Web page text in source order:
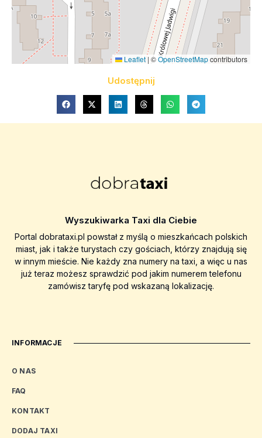
Leaflet | ©OpenStreetMapcontributors
Udostępnij
Wyszukiwarka Taxi dla Ciebie
Portal dobrataxi.pl powstał z myślą o mieszkańcach polskich
miast, jak i także turystach czy gościach, którzy znajdują się
w innym mieście. Nie każdy zna numery na taxi, a więc u nas
już teraz możesz sprawdzić pod jakim numerem telefonu
zamówisz taryfę pod wskazaną lokalizację.
INFORMACJE
O NAS
FAQ
KONTAKT
DODAJ TAXI